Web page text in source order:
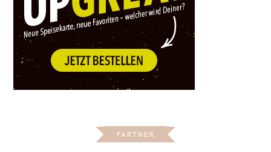
PARTNER